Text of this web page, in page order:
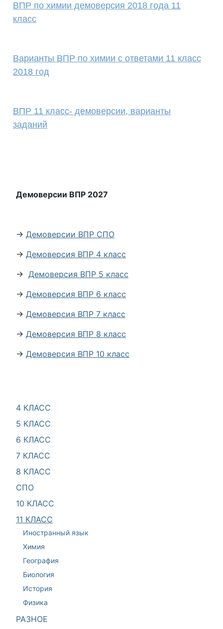
4 КЛАСС
5 КЛАСС
6 КЛАСС
7 КЛАСС
8 КЛАСС
СПО
10 КЛАСС
11 КЛАСС
Иностранный язык
Химия
География
Биология
История
Физика
РАЗНОЕ
ВПР по химии демоверсия 2018 года 11
класс
Варианты ВПР по химии с ответами 11 класс
2018 год
ВПР 11 класс- демоверсии, варианты
заданий
Демоверсии ВПР 2027
→ Демоверсии ВПР СПО
→ Демоверсия ВПР 4 класс
→ Демоверсия ВПР 5 класс
→ Демоверсия ВПР 6 класс
→ Демоверсия ВПР 7 класс
→ Демоверсия ВПР 8 класс
→ Демоверсия ВПР 10 класс